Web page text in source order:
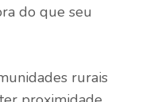
do que seu
rurais